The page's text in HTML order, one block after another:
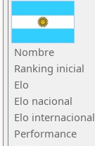
Nombre
Ranking inicial
Elo
Elo nacional
Elo internacional
Performance